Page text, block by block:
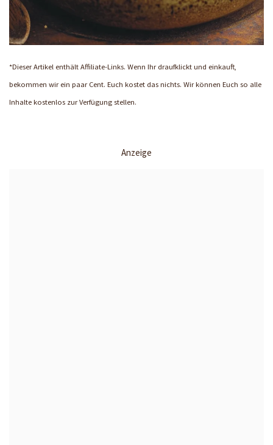
*Dieser Artikel enthält Affiliate-Links. Wenn Ihr draufklickt und einkauft,
bekommen wir ein paar Cent. Euch kostet das nichts. Wir können Euch so alle
Inhalte kostenlos zur Verfügung stellen.
Anzeige